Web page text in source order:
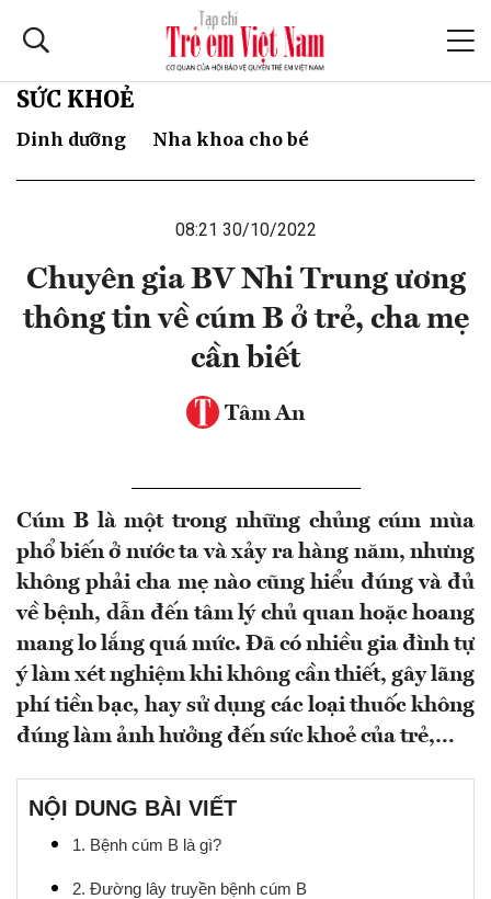
SỨC KHOẺ
Dinh dưỡng Nha khoa cho bé
08:21 30/10/2022
Chuyên gia BV Nhi Trung ương
thông tin về cúm B ở trẻ, cha mẹ
cần biết
Tâm An
Cúm B là một trong những chủng cúm mùa
phổ biến ở nước ta và xảy ra hàng năm, nhưng
không phải cha mẹ nào cũng hiểu đúng và đủ
về bệnh, dẫn đến tâm lý chủ quan hoặc hoang
mang lo lắng quá mức. Đã có nhiều gia đình tự
ý làm xét nghiệm khi không cần thiết, gây lãng
phí tiền bạc, hay sử dụng các loại thuốc không
đúng làm ảnh hưởng đến sức khoẻ của trẻ,…
NỘI DUNG BÀI VIẾT
1. Bệnh cúm B là gì?
2. Đường lây truyền bệnh cúm B